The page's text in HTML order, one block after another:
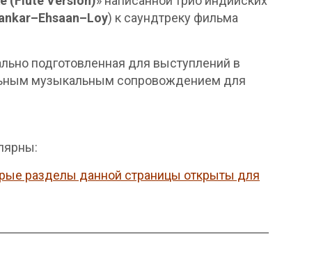
) к саундтреку фильма
подготовленная для выступлений в
музыкальным сопровождением для
разделы данной страницы открыты для